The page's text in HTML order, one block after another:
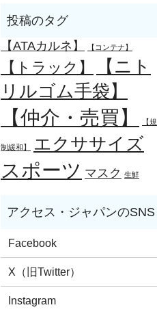
【ATAカルネ】 【コンテナ】
【トラック】
【ニト
リルゴム手袋】
【仲介・売買】 【規
制緩和】 エクササイズ
スポーツ マスク 生鮮
Facebook
X（旧Twitter）
Instagram